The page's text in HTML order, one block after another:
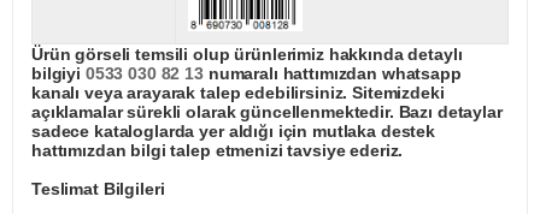
Ürün görseli temsili olup ürünlerimiz hakkında detaylı
bilgiyi 0533 030 82 13numaralı hattımızdan whatsapp
kanalı veya arayarak talep edebilirsiniz. Sitemizdeki
açıklamalar sürekli olarak güncellenmektedir. Bazı detaylar
sadece kataloglarda yer aldığı için mutlaka destek
hattımızdan bilgi talep etmenizi tavsiye ederiz.
Teslimat Bilgileri